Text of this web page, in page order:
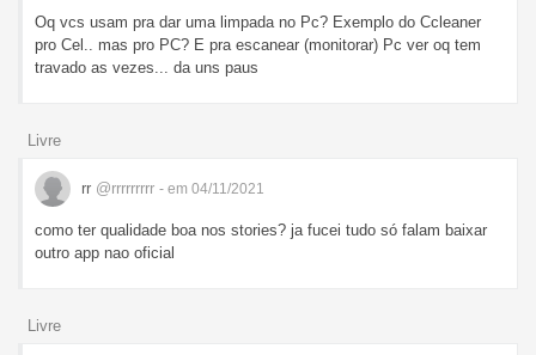
Oq vcs usam pra dar uma limpada no Pc? Exemplo do Ccleaner
pro Cel.. mas pro PC? E pra escanear (monitorar) Pc ver oq tem
travado as vezes... da uns paus
Livre
rr @rrrrrrrrr - em 04/11/2021
como ter qualidade boa nos stories? ja fucei tudo só falam baixar
outro app nao oficial
Livre